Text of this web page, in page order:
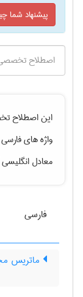
پیشنهاد شما
این اصطلاح
واژه های
معادل
فارسی
ماتریس